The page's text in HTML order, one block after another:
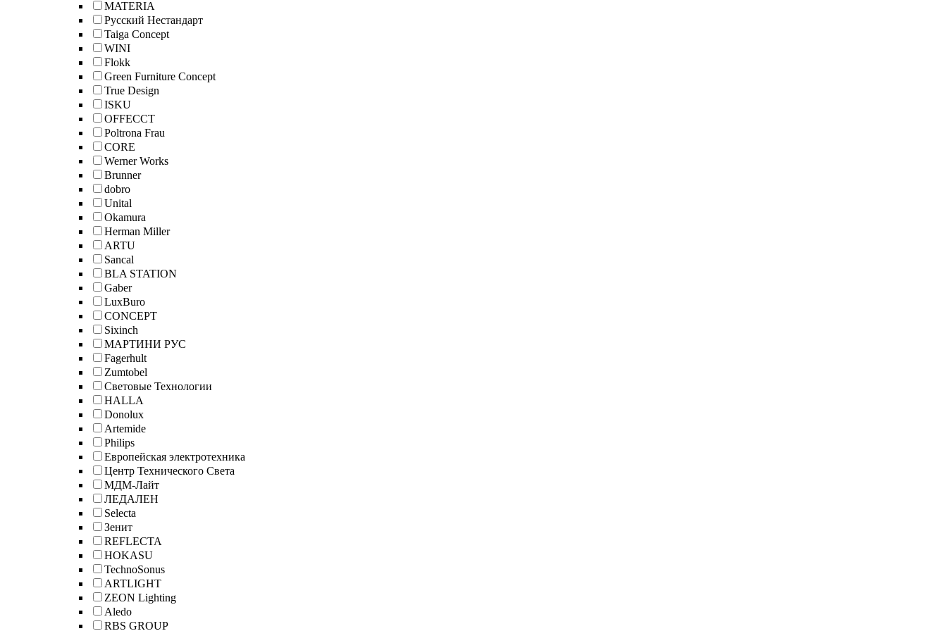
MATERIA
Русский Нестандарт
Taiga Concept
WINI
Flokk
Green Furniture Concept
True Design
ISKU
OFFECCT
Poltrona Frau
CORE
Werner Works
Brunner
dobro
Unital
Okamura
Herman Miller
ARTU
Sancal
BLA STATION
Gaber
LuxBuro
CONCEPT
Sixinch
МАРТИНИ РУС
Fagerhult
Zumtobel
Световые Технологии
HALLA
Donolux
Artemide
Philips
Европейская электротехника
Центр Технического Света
МДМ-Лайт
ЛЕДАЛЕН
Selecta
Зенит
REFLECTA
HOKASU
TechnoSonus
ARTLIGHT
ZEON Lighting
Aledo
RBS GROUP